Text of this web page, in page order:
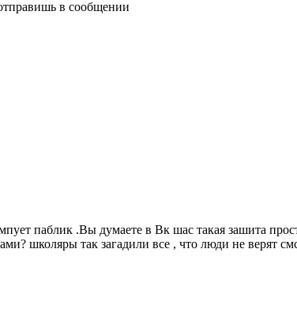
в сообщении
паблик .Вы думаете в Вк шас такая зашита
школяры так загадили все , что люди не верят